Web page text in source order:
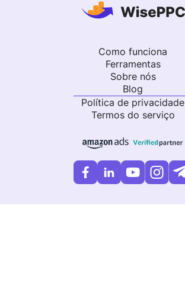
Como funciona
Ferramentas
Sobre nós
Blog
Política de privacidade
Termos do serviço